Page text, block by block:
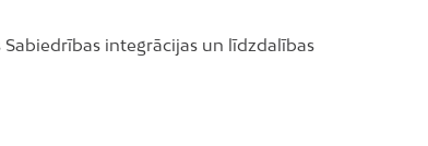
integrācijas un līdzdalības